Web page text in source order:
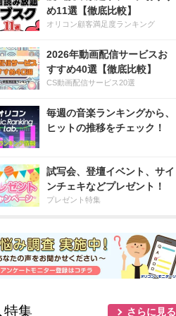
め11選【徹底比較】
オリコン顧客満足度ランキング
2026年動画配信サービスお
すすめ40選【徹底比較】
CS動画配信サービス20選
毎週の音楽ランキングから、
ヒットの推移をチェック！
試写会、登壇イベント、サイ
ンチェキなどプレゼント！
プレゼント特集
特集 さらに見る